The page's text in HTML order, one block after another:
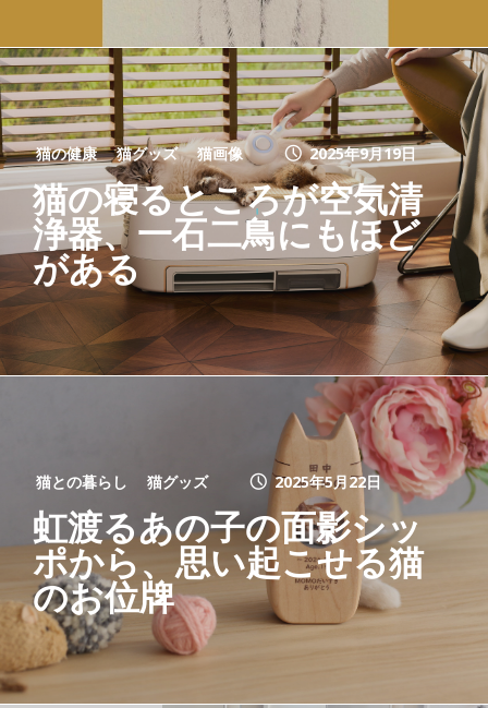
猫の健康 猫グッズ 猫画像 2025年9月19日
猫の寝るところが空気清
浄器、一石二鳥にもほど
がある
猫との暮らし 猫グッズ 2025年5月22日
虹渡るあの子の面影シッ
ポから、思い起こせる猫
のお位牌